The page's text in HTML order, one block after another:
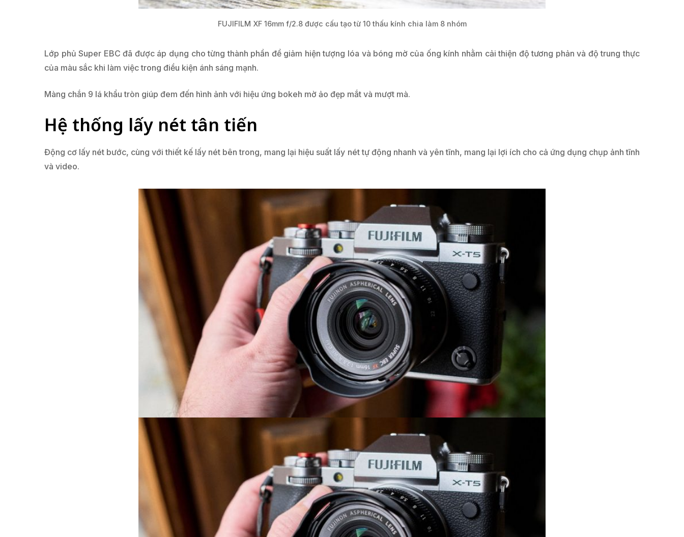
FUJIFILM XF 16mm f/2.8 được cấu tạo từ 10 thấu kính chia làm 8 nhóm
Lớp phủ Super EBC đã được áp dụng cho từng thành phần để giảm hiện tượng lóa và bóng mờ của ống kính nhằm cải thiện độ tương phản và độ trung thực
của màu sắc khi làm việc trong điều kiện ánh sáng mạnh.
Màng chắn 9 lá khẩu tròn giúp đem đến hình ảnh với hiệu ứng bokeh mờ ảo đẹp mắt và mượt mà.
Hệ thống lấy nét tân tiến
Động cơ lấy nét bước, cùng với thiết kế lấy nét bên trong, mang lại hiệu suất lấy nét tự động nhanh và yên tĩnh, mang lại lợi ích cho cả ứng dụng chụp ảnh tĩnh
và video.